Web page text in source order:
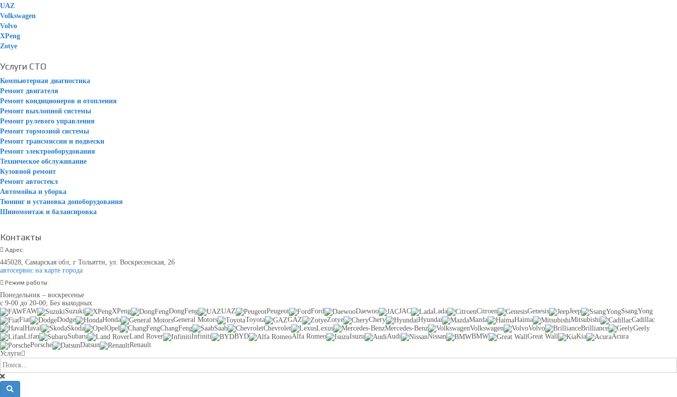
UAZ
Volkswagen
Volvo
XPeng
Zotye
Услуги СТО
Компьютерная диагностика
Ремонт двигателя
Ремонт кондиционеров и отопления
Ремонт выхлопной системы
Ремонт рулевого управления
Ремонт тормозной системы
Ремонт трансмиссии и подвески
Ремонт электрооборудования
Техническое обслуживание
Кузовной ремонт
Ремонт автостекл
Автомойка и уборка
Тюнинг и установка допоборудования
Шиномонтаж и балансировка
Контакты
Адрес:
445028, Самарская обл, г Тольятти, ул. Воскресенская, 26
автосервис на карте города
Режим работы:
Понедельник – воскресенье
с 9-00 до 20-00; Без выходных
FAW
Suzuki XPeng DongFeng UAZ Peugeot Ford Daewoo JAC Lada Citroen Genesis Jeep
SsangYong
Fiat
Dodge Honda General Motors Toyota GAZ Zotye Chery Hyundai Mazda Haima Mitsubishi
Cadillac
Haval
Skoda Opel ChangFeng Saab Chevrolet Lexus Mercedes-Benz Volkswagen Volvo Brilliance
Geely
Lifan
Subaru Land Rover Infiniti BYD Alfa Romeo Isuzu Audi Nissan BMW Great Wall Kia
Acura
Porsche
Datsun
Renault
Услуги